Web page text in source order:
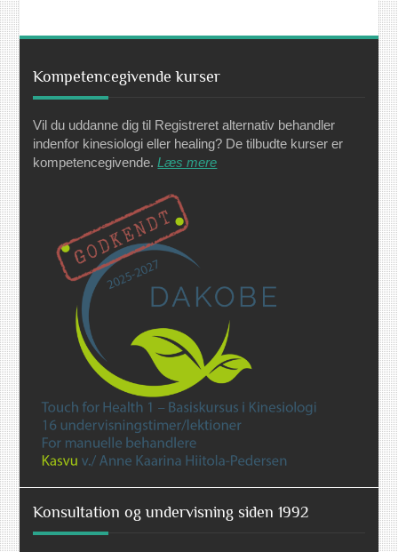
Kompetencegivende kurser
Vil du uddanne dig til Registreret alternativ behandler
indenfor kinesiologi eller healing? De tilbudte kurser er
kompetencegivende.Læs mere
Konsultation og undervisning siden 1992